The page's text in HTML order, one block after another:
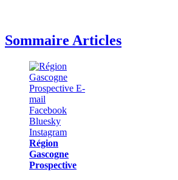
Sommaire Articles
Région
Gascogne
Prospective